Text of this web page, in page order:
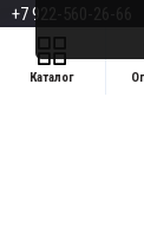
+7 922-560-26-66
Email:
ИП Дёмин
Каталог